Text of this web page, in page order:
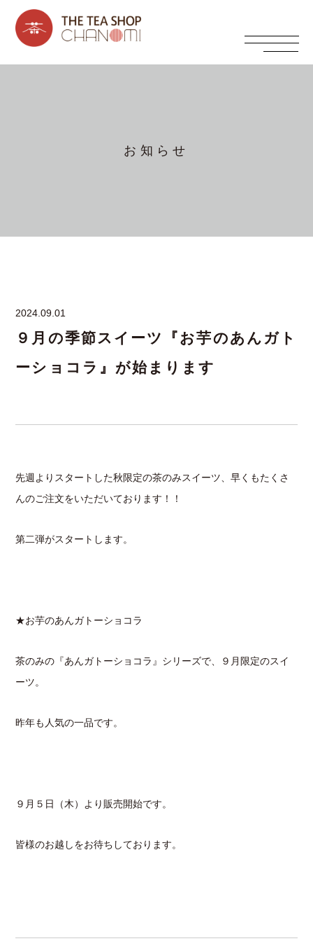
お知らせ
2024.09.01
９月の季節スイーツ『お芋のあんガト
ーショコラ』が始まります
先週よりスタートした秋限定の茶のみスイーツ、早くもたくさ
んのご注文をいただいております！！
第二弾がスタートします。
★お芋のあんガトーショコラ
茶のみの『あんガトーショコラ』シリーズで、９月限定のスイ
ーツ。
昨年も人気の一品です。
９月５日（木）より販売開始です。
皆様のお越しをお待ちしております。